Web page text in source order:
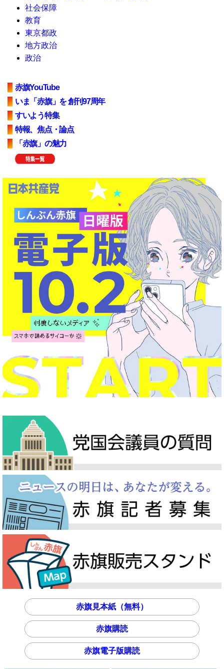
社会保障
教育
東京都政
地方政治
政治
赤旗YouTube
いま「赤旗」を 創刊97周年
すいよう特集
特報、焦点・論点
「赤旗」の魅力
赤旗見本紙（無料）
赤旗購読
赤旗電子版購読